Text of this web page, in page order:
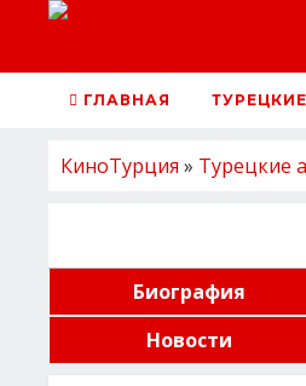
ГЛАВНАЯ
КиноТурция » Турецкие
Биография
Новости